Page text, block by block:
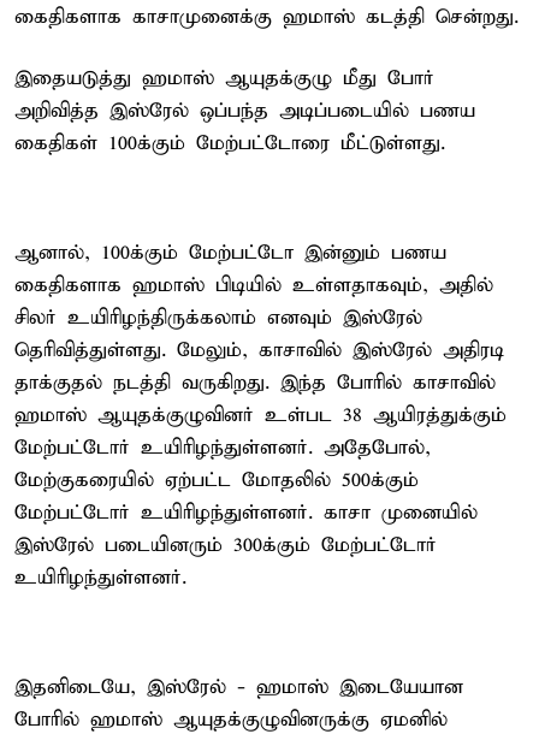
கைதிகளாக காசாமுனைக்கு ஹமாஸ் கடத்தி சென்றது.
இதையடுத்து ஹமாஸ் ஆயுதக்குழு மீது போர்
அறிவித்த இஸ்ரேல் ஒப்பந்த அடிப்படையில் பணய
கைதிகள் 100க்கும் மேற்பட்டோரை மீட்டுள்ளது.
ஆனால், 100க்கும் மேற்பட்டோ இன்னும் பணய
கைதிகளாக ஹமாஸ் பிடியில் உள்ளதாகவும், அதில்
சிலர் உயிரிழந்திருக்கலாம் எனவும் இஸ்ரேல்
தெரிவித்துள்ளது. மேலும், காசாவில் இஸ்ரேல் அதிரடி
தாக்குதல் நடத்தி வருகிறது. இந்த போரில் காசாவில்
ஹமாஸ் ஆயுதக்குழுவினர் உள்பட 38 ஆயிரத்துக்கும்
மேற்பட்டோர் உயிரிழந்துள்ளனர். அதேபோல்,
மேற்குகரையில் ஏற்பட்ட மோதலில் 500க்கும்
மேற்பட்டோர் உயிரிழந்துள்ளனர். காசா முனையில்
இஸ்ரேல் படையினரும் 300க்கும் மேற்பட்டோர்
உயிரிழந்துள்ளனர்.
இதனிடையே, இஸ்ரேல் - ஹமாஸ் இடையேயான
போரில் ஹமாஸ் ஆயுதக்குழுவினருக்கு ஏமனில்